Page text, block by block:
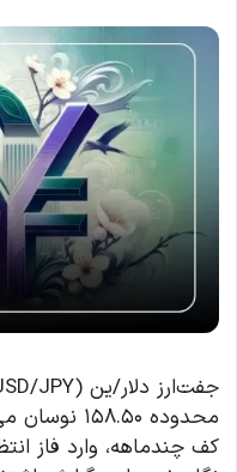
محدوده
کف چندماهه، وارد فاز